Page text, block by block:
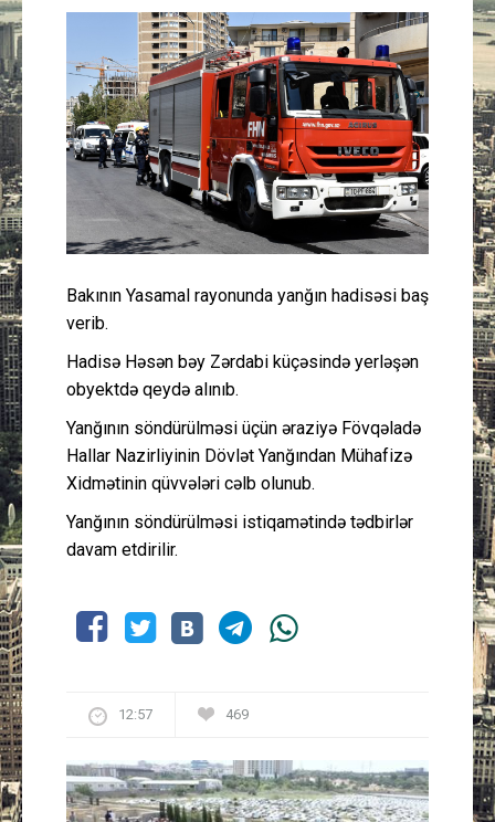
Güney Azərbaycan
Mədəniyyət
Müsahibə
Layihə
Peşə etikası
Əlaqə
Bakının Yasamal rayonunda yanğın hadisəsi baş
verib.
Hadisə Həsən bəy Zərdabi küçəsində yerləşən
obyektdə qeydə alınıb.
Yanğının söndürülməsi üçün əraziyə Fövqəladə
Hallar Nazirliyinin Dövlət Yanğından Mühafizə
Xidmətinin qüvvələri cəlb olunub.
Yanğının söndürülməsi istiqamətində tədbirlər
davam etdirilir.
12:57 469